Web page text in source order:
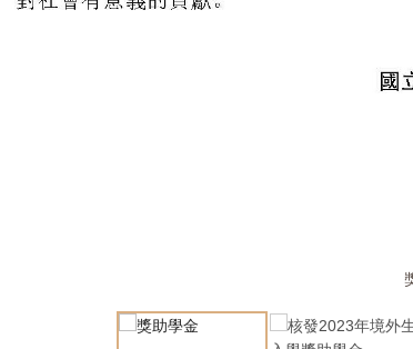
核發2023年
核發2023年
核發2023年